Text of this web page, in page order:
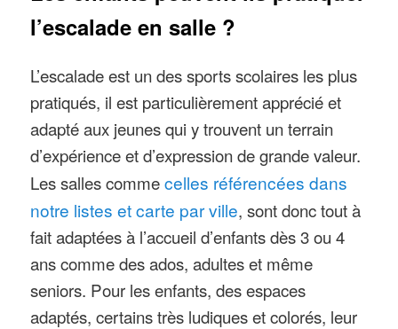
l’escalade en salle ?
L’escalade est un des sports scolaires les plus
pratiqués, il est particulièrement apprécié et
adapté aux jeunes qui y trouvent un terrain
d’expérience et d’expression de grande valeur.
Les salles commecelles référencées dans
notre listes et carte par ville, sont donc tout à
fait adaptées à l’accueil d’enfants dès 3 ou 4
ans comme des ados, adultes et même
seniors. Pour les enfants, des espaces
adaptés, certains très ludiques et colorés, leur